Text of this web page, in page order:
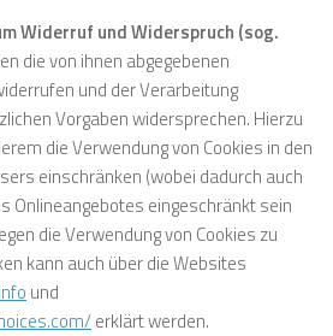
Widerruf und Widerspruch (sog.
die von ihnen abgegebenen
und der Verarbeitung
Vorgaben widersprechen. Hierzu
die Verwendung von Cookies in den
einschränken (wobei dadurch auch
Onlineangebotes eingeschränkt sein
die Verwendung von Cookies zu
kann auch über die Websites
und
erklärt werden.